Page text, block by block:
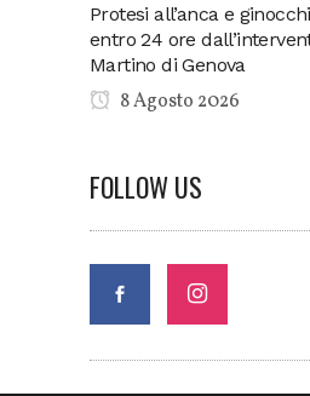
Protesi all’anca e
entro 24 ore
Martino di Genova
8 Agosto 2026
FOLLOW US